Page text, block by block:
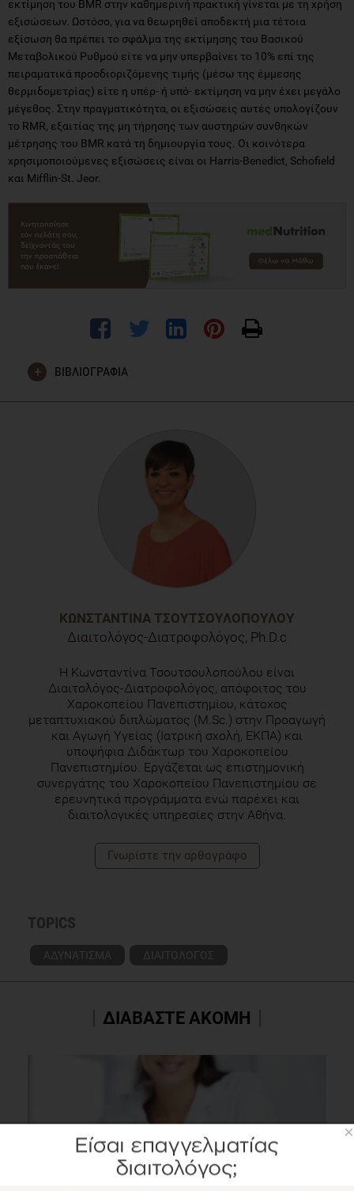
εκτίμηση του BMR στην καθημερινή πρακτική γίνεται με τη χρήση
εξισώσεων. Ωστόσο, για να θεωρηθεί αποδεκτή μια τέτοια
εξίσωση θα πρέπει το σφάλμα της εκτίμησης του Βασικού
Μεταβολικού Ρυθμού είτε να μην υπερβαίνει το 10% επί της
πειραματικά προσδιοριζόμενης τιμής (μέσω της έμμεσης
θερμιδομετρίας) είτε η υπέρ- ή υπό- εκτίμηση να μην έχει μεγάλο
μέγεθος. Στην πραγματικότητα, οι εξισώσεις αυτές υπολογίζουν
το RMR, εξαιτίας της μη τήρησης των αυστηρών συνθηκών
μέτρησης του BMR κατά τη δημιουργία τους. Οι κοινότερα
χρησιμοποιούμενες εξισώσεις είναι οι Harris-Benedict, Schofield
και Mifflin-St. Jeor.
ΒΙΒΛΙΟΓΡΑΦΙΑ
βιοχημικοί δείκτες. Ιατρικές Εκδόσεις Π. Χ. Πασχαλίδης.
ISBN 960-399-468-5, ISBN-13 978-960-399-468-8
ΚΩΝΣΤΑΝΤΊΝΑ ΤΣΟΥΤΣΟΥΛΟΠΟΎΛΟΥ
Διαιτολόγος-Διατροφολόγος, Ph.D.c
H Κωνσταντίνα Τσουτσουλοπούλου είναι
Διαιτολόγος-Διατροφολόγος, απόφοιτος του
Χαροκοπείου Πανεπιστημίου, κάτοχος
μεταπτυχιακού διπλώματος (M.Sc.) στην Προαγωγή
και Αγωγή Υγείας (Ιατρική σχολή, ΕΚΠΑ) και
υποψήφια Διδάκτωρ του Χαροκοπείου
Πανεπιστημίου. Εργάζεται ως επιστημονική
συνεργάτης του Χαροκοπείου Πανεπιστημίου σε
ερευνητικά προγράμματα ενώ παρέχει και
διαιτολογικές υπηρεσίες στην Αθήνα.
Γνωρίστε την αρθογράφο
TOPICS
ΑΔΥΝΑΤΙΣΜΑ ΔΙΑΙΤΟΛΟΓΟΣ
ΔΙΑΒΑΣΤΕ ΑΚΟΜΗ
×